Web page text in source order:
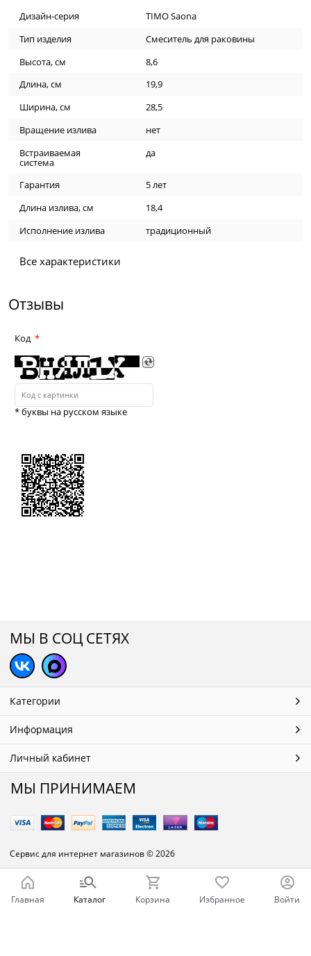
Дизайн-серия
TIMO Saona
Тип изделия
Смеситель для раковины
Высота, см
8,6
Длина, см
19,9
Ширина, см
28,5
Вращение излива
нет
Встраиваемая
система
да
Гарантия
5 лет
Длина излива, см
18,4
Исполнение излива
традиционный
Все характеристики
Отзывы
Код
* буквы на русском языке
МЫ В СОЦ СЕТЯХ
Категории
Информация
Личный кабинет
МЫ ПРИНИМАЕМ
Сервис для интернет магазинов© 2026
Главная Каталог Корзина Избранное Войти